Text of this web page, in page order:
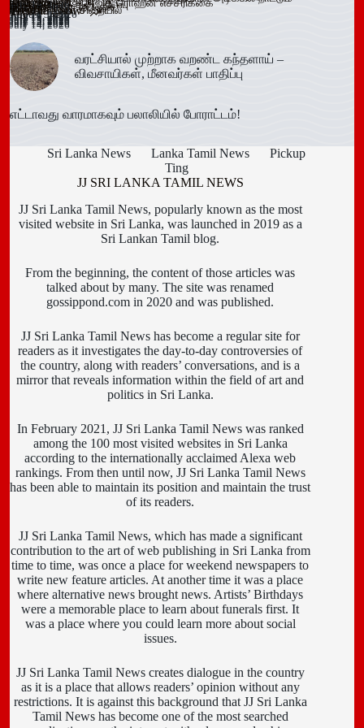
August 3, 2026
July 16, 2026
விளம்பரங்கள் – அஜித் ரொஹன எச்சரிக்கை
July 15, 2026
முறியடிப்பு
July 15, 2026
இடைக்காலத் தடை நீடிப்பு
July 15, 2026
July 15, 2026
ஆரம்பம்!
July 15, 2026
அமைச்சரவை ஒப்புதல்
July 15, 2026
கைது!
July 15, 2026
கடமையேற்பு!
July 15, 2026
July 15, 2026
தாக்கிய மூவர் சிறையில்
July 14, 2026
விழா!
July 14, 2026
Trending now
வரட்சியால் முற்றாக வறண்ட கந்தளாய் –
விவசாயிகள், மீனவர்கள் பாதிப்பு
எட்டாவது வாரமாகவும் பலாலியில் போராட்டம்!
Sri Lanka News Lanka Tamil News
Pickup
Ting
JJ SRI LANKA TAMIL NEWS
JJ Sri Lanka Tamil News, popularly known as the most
visited website in Sri Lanka, was launched in 2019 as a
Sri Lankan Tamil blog.
From the beginning, the content of those articles was
talked about by many. The site was renamed
gossippond.com in 2020 and was published.
JJ Sri Lanka Tamil News has become a regular site for
readers as it investigates the day-to-day controversies of
the country, along with readers’ conversations, and is a
mirror that reveals information within the field of art and
politics in Sri Lanka.
In February 2021, JJ Sri Lanka Tamil News was ranked
among the 100 most visited websites in Sri Lanka
according to the internationally acclaimed Alexa web
rankings. From then until now, JJ Sri Lanka Tamil News
has been able to maintain its position and maintain the trust
of its readers.
JJ Sri Lanka Tamil News, which has made a significant
contribution to the art of web publishing in Sri Lanka from
time to time, was once a place for weekend newspapers to
write new feature articles. At another time it was a place
where alternative news brought news. Artists’ Birthdays
were a memorable place to learn about funerals first. It
was a place where you could learn more about social
issues.
JJ Sri Lanka Tamil News creates dialogue in the country
as it is a place that allows readers’ opinion without any
restrictions. It is against this background that JJ Sri Lanka
Tamil News has become one of the most searched